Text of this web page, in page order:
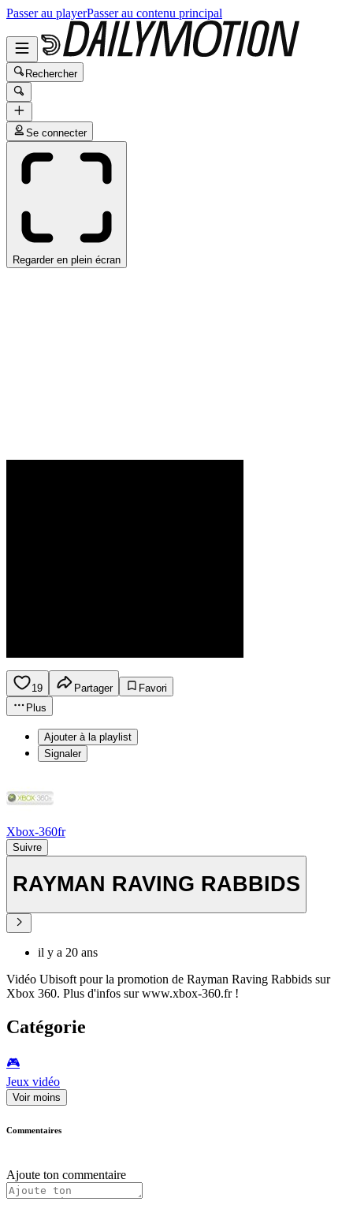
Passer au playerPasser au contenu principal
Rechercher
Se connecter
Regarder en plein écran
19 Partager
Favori
Plus
Ajouter à la playlist
Signaler
Xbox-360fr
Suivre
RAYMAN RAVING RABBIDS
il y a 20 ans
Vidéo Ubisoft pour la promotion de Rayman Raving Rabbids sur
Xbox 360. Plus d'infos sur www.xbox-360.fr !
Catégorie
🎮️
Jeux vidéo
Voir moins
Commentaires
Ajoute ton commentaire